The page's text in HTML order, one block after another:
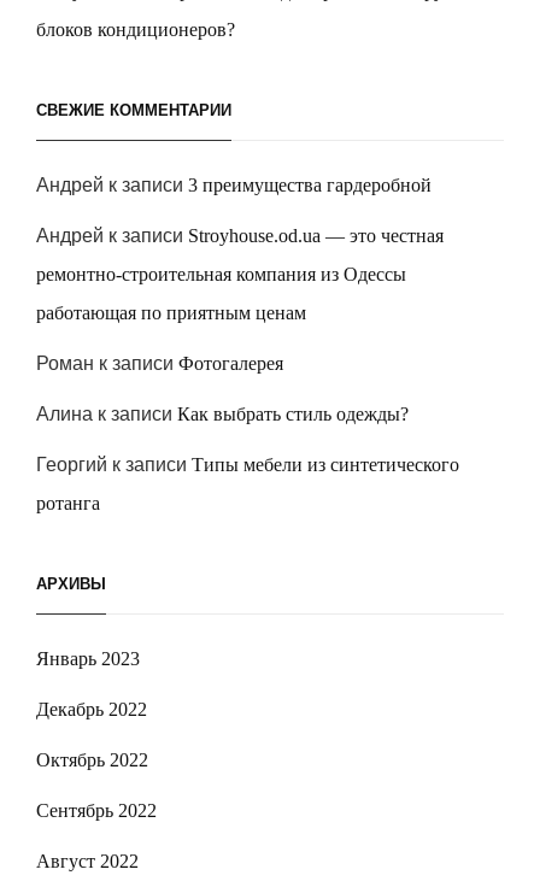
блоков кондиционеров?
СВЕЖИЕ КОММЕНТАРИИ
Андрей к записи 3 преимущества гардеробной
Андрей к записи Stroyhouse.od.ua — это честная
ремонтно-строительная компания из Одессы
работающая по приятным ценам
Роман к записи Фотогалерея
Алина к записи Как выбрать стиль одежды?
Георгий к записи Типы мебели из синтетического
ротанга
АРХИВЫ
Январь 2023
Декабрь 2022
Октябрь 2022
Сентябрь 2022
Август 2022